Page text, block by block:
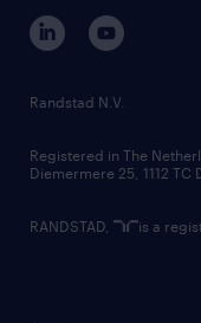
corporate
randstad
country websites
Randstad N.V.
Registered in The
Diemermere 25, 1112 TC
RANDSTAD, is a